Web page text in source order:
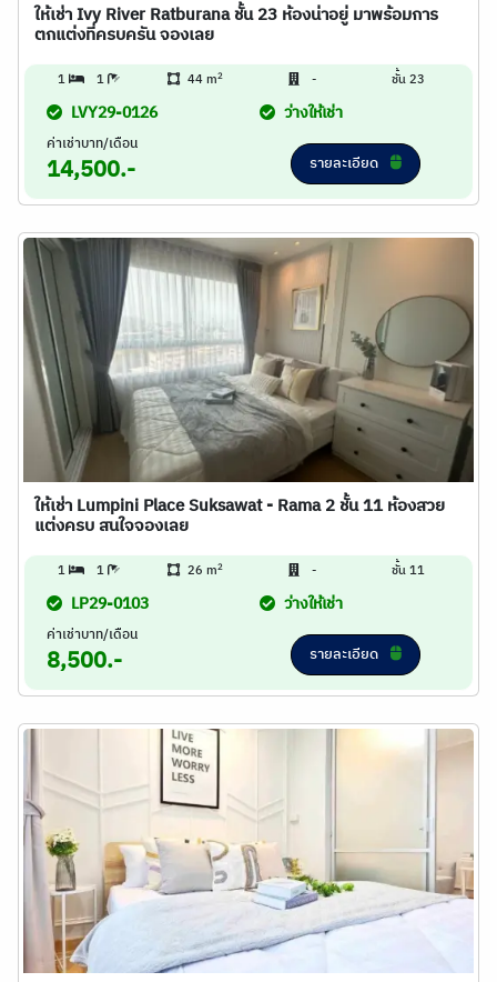
ให้เช่า Ivy River Ratburana ชั้น 23 ห้องน่าอยู่ มาพร้อมการ
ตกแต่งที่ครบครัน จองเลย
1 1 44 m2 - ชั้น 23
LVY29-0126 ว่างให้เช่า
ค่าเช่าบาท/เดือน
14,500.- รายละเอียด
ให้เช่า Lumpini Place Suksawat - Rama 2 ชั้น 11 ห้องสวย
แต่งครบ สนใจจองเลย
1 1 26 m2 - ชั้น 11
LP29-0103 ว่างให้เช่า
ค่าเช่าบาท/เดือน
8,500.- รายละเอียด